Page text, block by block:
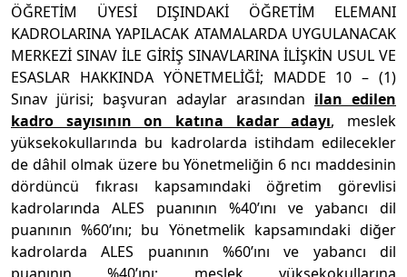
ÖĞRETİM ÜYESİ DIŞINDAKİ ÖĞRETİM ELEMANI
KADROLARINA YAPILACAK ATAMALARDA UYGULANACAK
MERKEZİ SINAV İLE GİRİŞ SINAVLARINA İLİŞKİN USUL VE
ESASLAR HAKKINDA YÖNETMELİĞİ; MADDE 10 – (1)
Sınav jürisi; başvuran adaylar arasından ilan edilen
kadro sayısının on katına kadar adayı, meslek
yüksekokullarında bu kadrolarda istihdam edilecekler
de dâhil olmak üzere bu Yönetmeliğin 6 ncı maddesinin
dördüncü fıkrası kapsamındaki öğretim görevlisi
kadrolarında ALES puanının %40’ını ve yabancı dil
puanının %60’ını; bu Yönetmelik kapsamındaki diğer
kadrolarda ALES puanının %60’ını ve yabancı dil